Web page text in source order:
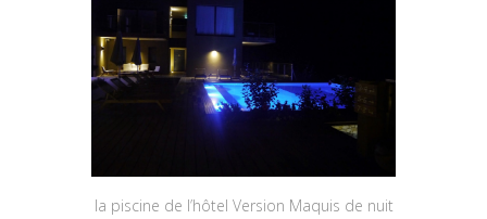
la piscine de l’hôtel Version Maquis de nuit